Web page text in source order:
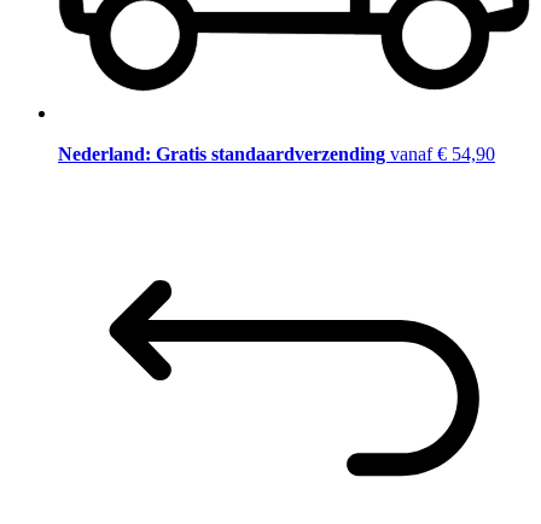
Nederland: Gratis standaardverzending vanaf € 54,90